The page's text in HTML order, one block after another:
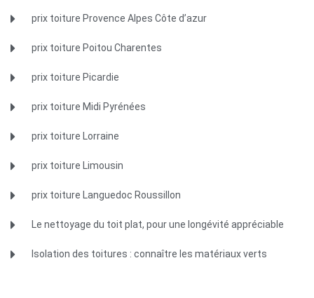
prix toiture Provence Alpes Côte d’azur
prix toiture Poitou Charentes
prix toiture Picardie
prix toiture Midi Pyrénées
prix toiture Lorraine
prix toiture Limousin
prix toiture Languedoc Roussillon
Le nettoyage du toit plat, pour une longévité appréciable
Isolation des toitures : connaître les matériaux verts